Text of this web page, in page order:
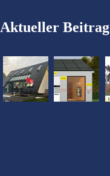
Aktueller Beitrag